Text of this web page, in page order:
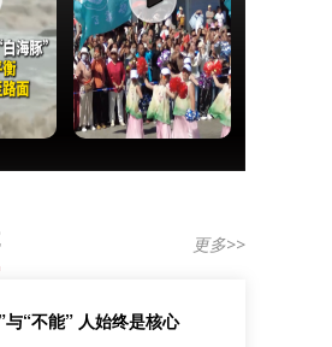
更多>>
“不能” 人始终是核心